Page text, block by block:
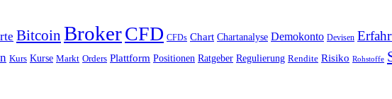
Bitcoin BrokerCFD CFDs Chart Chartanalyse Demokonto Devisen
Kurs Kurse Markt Orders Plattform Positionen Ratgeber Regulierung Rendite Risiko Rohstoffe